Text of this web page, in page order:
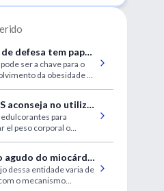
defesa tem papel
na regulação da
causada pela
ser a chave para o
da obesidade e
aconseja no utilizar
sin azúcar
para
el peso corporal o
agudo do miocárdio
de doença
coronariana
dessa entidade varia de
o mecanismo